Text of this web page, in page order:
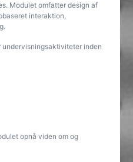
Modulet omfatter design af
interaktion,
undervisningsaktiviteter inden
opnå viden om og